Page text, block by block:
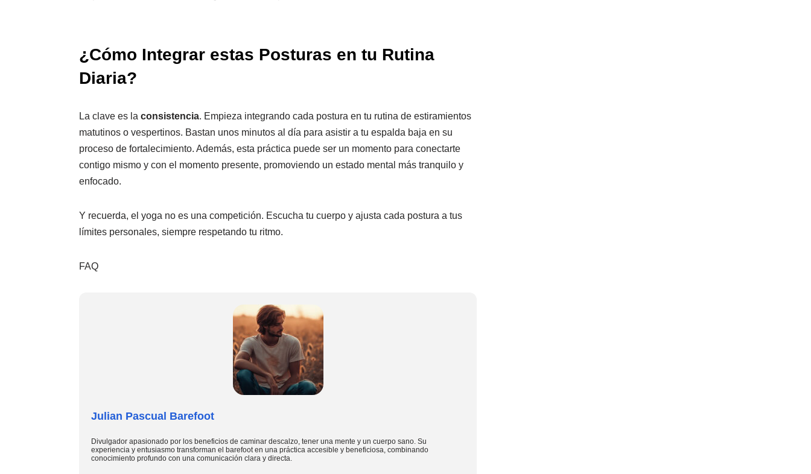
¿Cómo Integrar estas Posturas en tu Rutina
Diaria?
La clave es la consistencia. Empieza integrando cada postura en tu rutina de estiramientos
matutinos o vespertinos. Bastan unos minutos al día para asistir a tu espalda baja en su
proceso de fortalecimiento. Además, esta práctica puede ser un momento para conectarte
contigo mismo y con el momento presente, promoviendo un estado mental más tranquilo y
enfocado.
Y recuerda, el yoga no es una competición. Escucha tu cuerpo y ajusta cada postura a tus
límites personales, siempre respetando tu ritmo.
FAQ
Julian Pascual Barefoot
Divulgador apasionado por los beneficios de caminar descalzo, tener una mente y un cuerpo sano. Su
experiencia y entusiasmo transforman el barefoot en una práctica accesible y beneficiosa, combinando
conocimiento profundo con una comunicación clara y directa.